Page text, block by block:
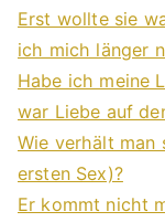
Erst wollte sie
ich mich länger
Habe ich meine
war Liebe auf
Wie verhält man
ersten Sex)?
Er kommt nicht